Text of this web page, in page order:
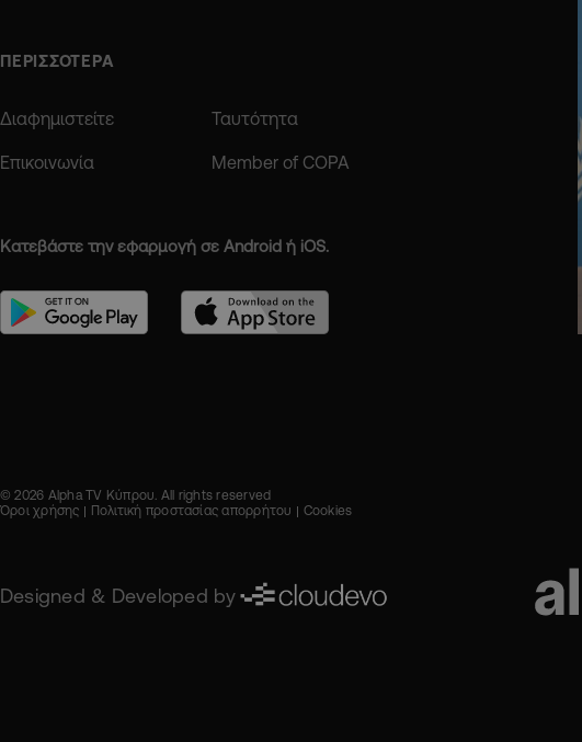
ΠΕΡΙΣΣΟΤΕΡΑ
Διαφημιστείτε Ταυτότητα
Επικοινωνία Member of COPA
Κατεβάστε την εφαρμογή σε Android ή iOS.
© 2026 Alpha TV Κύπρου. All rights reserved
Όροι χρήσης
Πολιτική προστασίας απορρήτου Cookies
Designed & Developed by